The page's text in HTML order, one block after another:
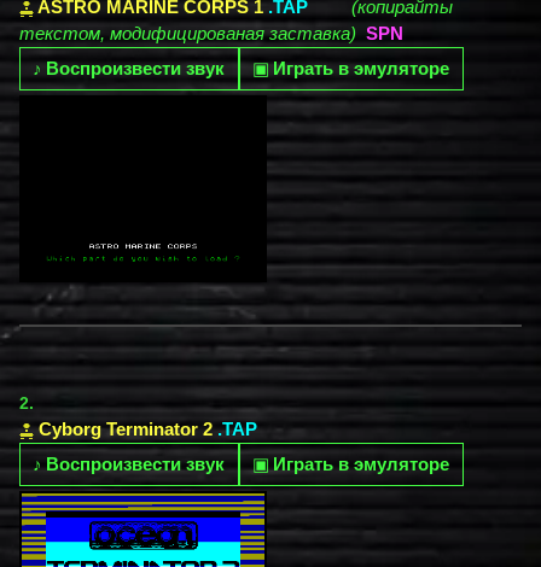
ASTRO MARINE CORPS 1 .TAP
(копирайты
текстом, модифицированая заставка) SPN
♪ Воспроизвести звук ▣Играть в эмуляторе
2.
Cyborg Terminator 2 .TAP
♪ Воспроизвести звук ▣ Играть в эмуляторе